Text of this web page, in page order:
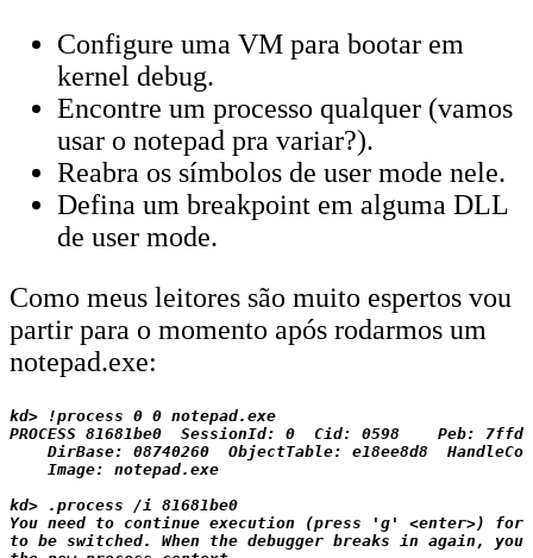
Configure uma VM para bootar em
kernel debug.
Encontre um processo qualquer (vamos
usar o notepad pra variar?).
Reabra os símbolos de user mode nele.
Defina um breakpoint em alguma DLL
de user mode.
Como meus leitores são muito espertos vou
partir para o momento após rodarmos um
notepad.exe:
kd> !process 0 0 notepad.exe
PROCESS 81681be0  SessionId: 0  Cid: 0598    Peb:
DirBase: 08740260  ObjectTable: e18ee8d8
    Image: notepad.exe
kd> .process /i 81681be0
You need to continue execution (press 'g' <enter>) for
to be switched. When the debugger breaks in again,